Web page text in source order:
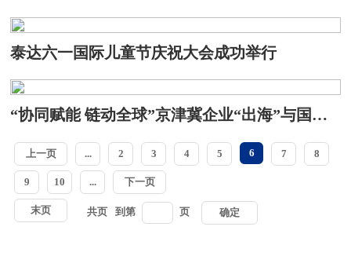
泰达六一国际儿童节庆祝大会成功举行
“协同赋能 链动全球”京津冀企业“出海”与国际化营商环境创新论坛成功举行
上一页 ... 2 3 4 5 6 7 8
9 10 ... 下一页
末页 共页 到第 页 确定